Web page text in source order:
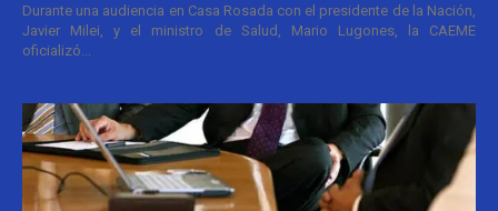
Durante una audiencia en Casa Rosada con el presidente de la Nación,
Javier Milei, y el ministro de Salud, Mario Lugones, la CAEME
oficializó...